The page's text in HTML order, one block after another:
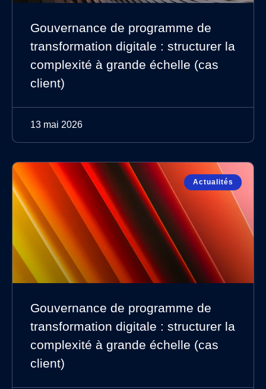
Gouvernance de programme de
transformation digitale : structurer la
complexité à grande échelle (cas
client)
13 mai 2026
Actualités
Gouvernance de programme de
transformation digitale : structurer la
complexité à grande échelle (cas
client)